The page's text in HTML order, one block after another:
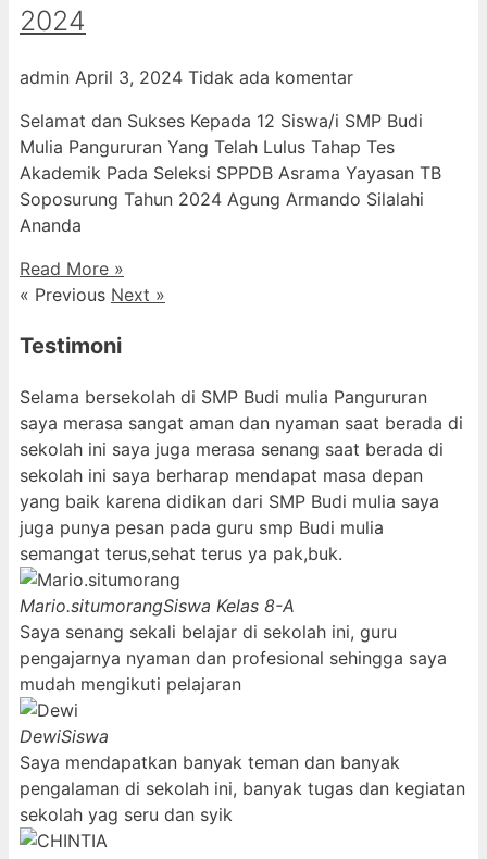
2024
admin April 3, 2024 Tidak ada komentar
Selamat dan Sukses Kepada 12 Siswa/i SMP Budi
Mulia Pangururan Yang Telah Lulus Tahap Tes
Akademik Pada Seleksi SPPDB Asrama Yayasan TB
Soposurung Tahun 2024 Agung Armando Silalahi
⁠Ananda
Read More »
« Previous Next »
Testimoni
Selama bersekolah di SMP Budi mulia Pangururan
saya merasa sangat aman dan nyaman saat berada di
sekolah ini saya juga merasa senang saat berada di
sekolah ini saya berharap mendapat masa depan
yang baik karena didikan dari SMP Budi mulia saya
juga punya pesan pada guru smp Budi mulia
semangat terus,sehat terus ya pak,buk.
Mario.situmorangSiswa Kelas 8-A
Saya senang sekali belajar di sekolah ini, guru
pengajarnya nyaman dan profesional sehingga saya
mudah mengikuti pelajaran
DewiSiswa
Saya mendapatkan banyak teman dan banyak
pengalaman di sekolah ini, banyak tugas dan kegiatan
sekolah yag seru dan syik